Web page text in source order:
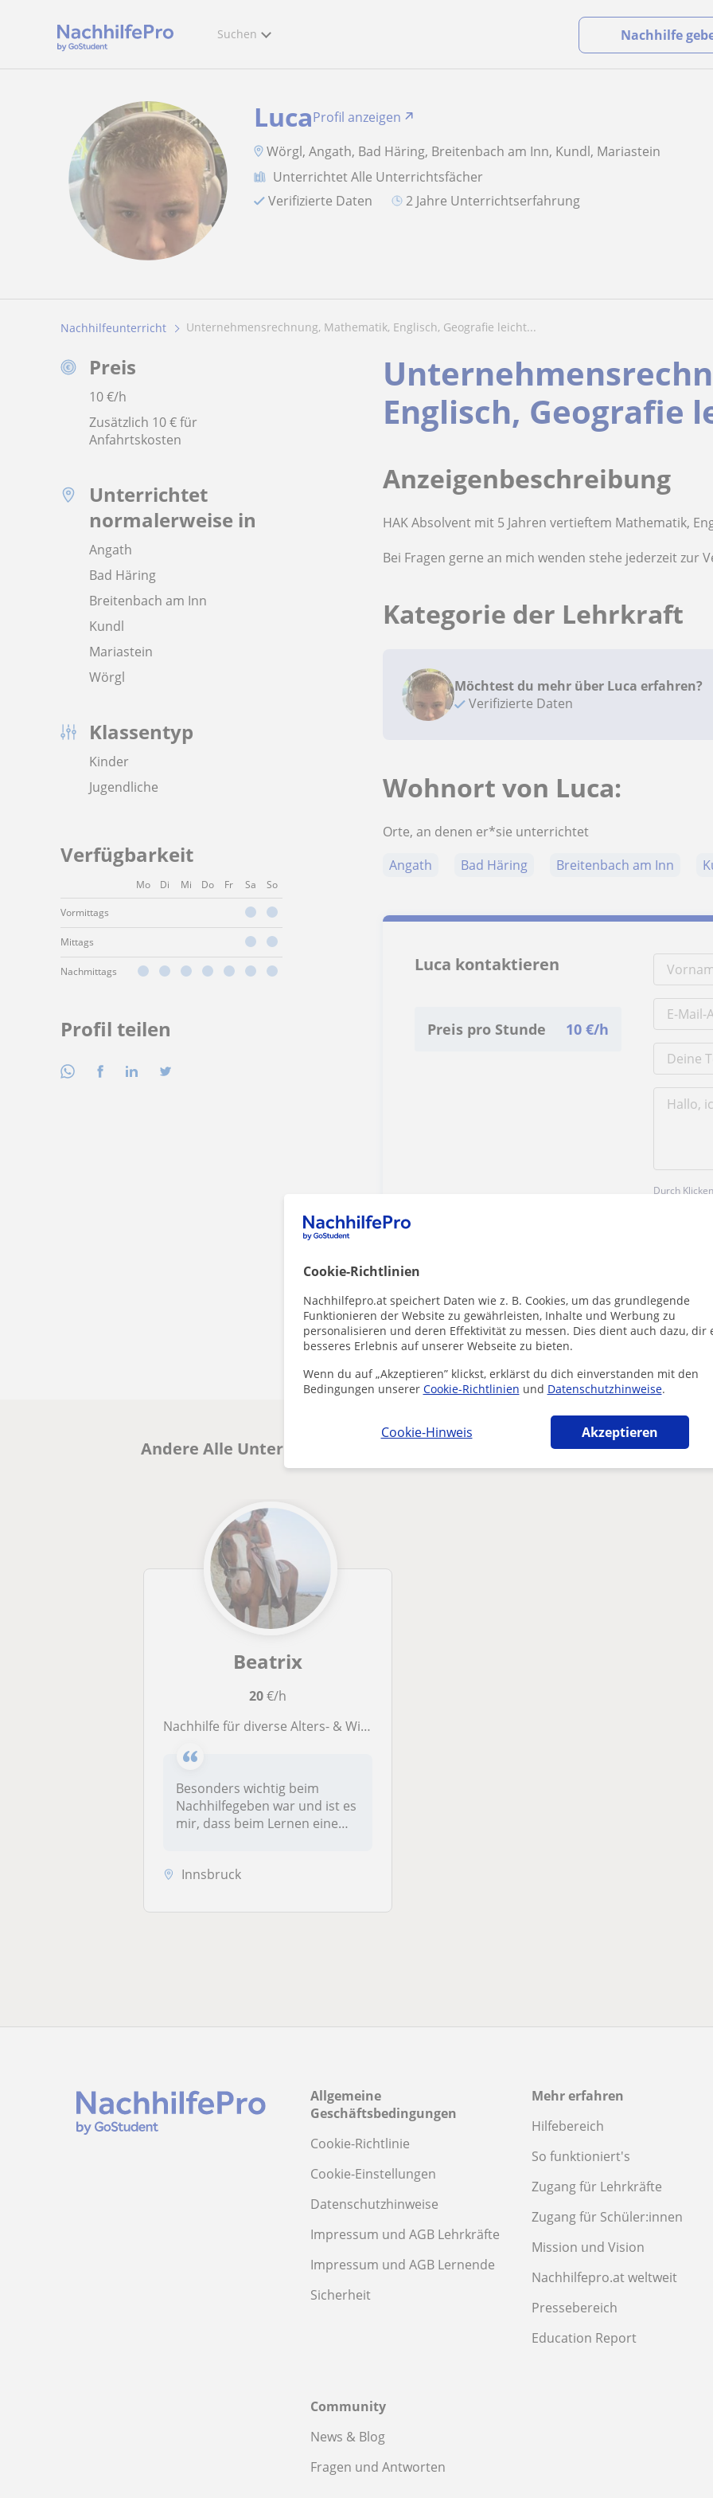
Cookie-Richtlinien
Nachhilfepro.at speichert Daten wie z. B. Cookies, um das grundlegende
Funktionieren der Website zu gewährleisten, Inhalte und Werbung zu
personalisieren und deren Effektivität zu messen. Dies dient auch dazu, dir
besseres Erlebnis auf unserer Webseite zu bieten.
Wenn du auf „Akzeptieren” klickst, erklärst du dich einverstanden mit den
Bedingungen unserer Cookie-Richtlinien und Datenschutzhinweise.
Cookie-Hinweis Akzeptieren
Suchen Nachhilfe
LucaProfil anzeigen
Wörgl, Angath, Bad Häring, Breitenbach am Inn, Kundl, Mariastein
Unterrichtet Alle Unterrichtsfächer
Verifizierte Daten
2 Jahre Unterrichtserfahrung
Nachhilfeunterricht Unternehmensrechnung, Mathematik, Englisch, Geografie leicht...
Preis
10€/h
Zusätzlich 10 € für
Anfahrtskosten
Unterrichtet
normalerweise in
Angath
Bad Häring
Breitenbach am Inn
Kundl
Mariastein
Wörgl
Klassentyp
Kinder
Jugendliche
Verfügbarkeit
Mo Di Mi Do Fr Sa So
Vormittags
Mittags
Nachmittags
Profil teilen
Englisch, Geografie
Anzeigenbeschreibung
HAK Absolvent mit 5 Jahren vertieftem Mathematik,
Bei Fragen gerne an mich wenden stehe jederzeit zur
Kategorie der Lehrkraft
Möchtest du mehr über Luca erfahren?
Verifizierte Daten
Wohnort von Luca:
Orte, an denen er*sie unterrichtet
Angath
Bad Häring Breitenbach am Inn
Luca kontaktieren
Preis pro Stunde 10 €/h
Durch
Enthält dieses Profil einen Fehler?Melden
Andere Alle Unterrichtsfächer-lehrer in Wörgl die dich interessieren
Beatrix
20€/h
Nachhilfe für diverse Alters- & Wissensstufen, fächerübergreifend - mit Spaß!
Besonders wichtig beim
Nachhilfegeben war und ist es
mir, dass beim Lernen eine
Innsbruck
Allgemeine
Geschäftsbedingungen
Cookie-Richtlinie
Cookie-Einstellungen
Datenschutzhinweise
Impressum und AGB Lehrkräfte
Impressum und AGB Lernende
Sicherheit
Mehr erfahren
Hilfebereich
So funktioniert's
Zugang für Lehrkräfte
Zugang für Schüler:innen
Mission und Vision
Nachhilfepro.at weltweit
Pressebereich
Education Report
Community
News & Blog
Fragen und Antworten